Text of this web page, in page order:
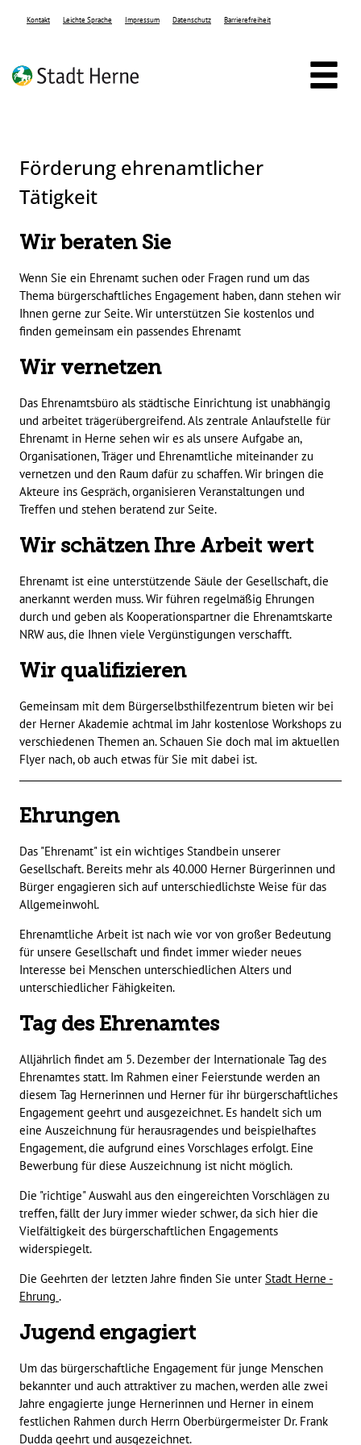
Zum Hauptinhalt springen
Kontakt Leichte Sprache Impressum Datenschutz Barrierefreiheit
Förderung ehrenamtlicher
Tätigkeit
Kurzbeschreibung
Wir beraten Sie
Wenn Sie ein Ehrenamt suchen oder Fragen rund um das
Thema bürgerschaftliches Engagement haben, dann stehen wir
Ihnen gerne zur Seite. Wir unterstützen Sie kostenlos und
finden gemeinsam ein passendes Ehrenamt
Wir vernetzen
Das Ehrenamtsbüro als städtische Einrichtung ist unabhängig
und arbeitet trägerübergreifend. Als zentrale Anlaufstelle für
Ehrenamt in Herne sehen wir es als unsere Aufgabe an,
Organisationen, Träger und Ehrenamtliche miteinander zu
vernetzen und den Raum dafür zu schaffen. Wir bringen die
Akteure ins Gespräch, organisieren Veranstaltungen und
Treffen und stehen beratend zur Seite.
Wir schätzen Ihre Arbeit wert
Ehrenamt ist eine unterstützende Säule der Gesellschaft, die
anerkannt werden muss. Wir führen regelmäßig Ehrungen
durch und geben als Kooperationspartner die Ehrenamtskarte
NRW aus, die Ihnen viele Vergünstigungen verschafft.
Wir qualifizieren
Gemeinsam mit dem Bürgerselbsthilfezentrum bieten wir bei
der Herner Akademie achtmal im Jahr kostenlose Workshops zu
verschiedenen Themen an. Schauen Sie doch mal im aktuellen
Flyer nach, ob auch etwas für Sie mit dabei ist.
Beschreibung
Ehrungen
Das "Ehrenamt" ist ein wichtiges Standbein unserer
Gesellschaft. Bereits mehr als 40.000 Herner Bürgerinnen und
Bürger engagieren sich auf unterschiedlichste Weise für das
Allgemeinwohl.
Ehrenamtliche Arbeit ist nach wie vor von großer Bedeutung
für unsere Gesellschaft und findet immer wieder neues
Interesse bei Menschen unterschiedlichen Alters und
unterschiedlicher Fähigkeiten.
Tag des Ehrenamtes
Alljährlich findet am 5. Dezember der Internationale Tag des
Ehrenamtes statt. Im Rahmen einer Feierstunde werden an
diesem Tag Hernerinnen und Herner für ihr bürgerschaftliches
Engagement geehrt und ausgezeichnet. Es handelt sich um
eine Auszeichnung für herausragendes und beispielhaftes
Engagement, die aufgrund eines Vorschlages erfolgt. Eine
Bewerbung für diese Auszeichnung ist nicht möglich.
Die "richtige" Auswahl aus den eingereichten Vorschlägen zu
treffen, fällt der Jury immer wieder schwer, da sich hier die
Vielfältigkeit des bürgerschaftlichen Engagements
widerspiegelt.
Die Geehrten der letzten Jahre finden Sie unter Stadt Herne -
Ehrung .
Jugend engagiert
Um das bürgerschaftliche Engagement für junge Menschen
bekannter und auch attraktiver zu machen, werden alle zwei
Jahre engagierte junge Hernerinnen und Herner in einem
festlichen Rahmen durch Herrn Oberbürgermeister Dr. Frank
Dudda geehrt und ausgezeichnet.